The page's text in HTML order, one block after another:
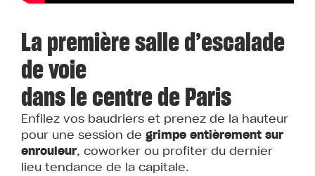
La première salle d’escalade
de voie
dans le centre de Paris
Enfilez vos baudriers et prenez de la hauteur
pour une session de grimpe entièrement sur
enrouleur, coworker ou profiter du dernier
lieu tendance de la capitale.